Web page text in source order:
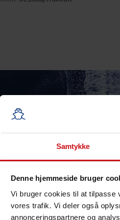
Samtykke
Denne hjemmeside bruger
Vi bruger cookies til at tilpasse
vores trafik. Vi deler også
annonceringspartnere og